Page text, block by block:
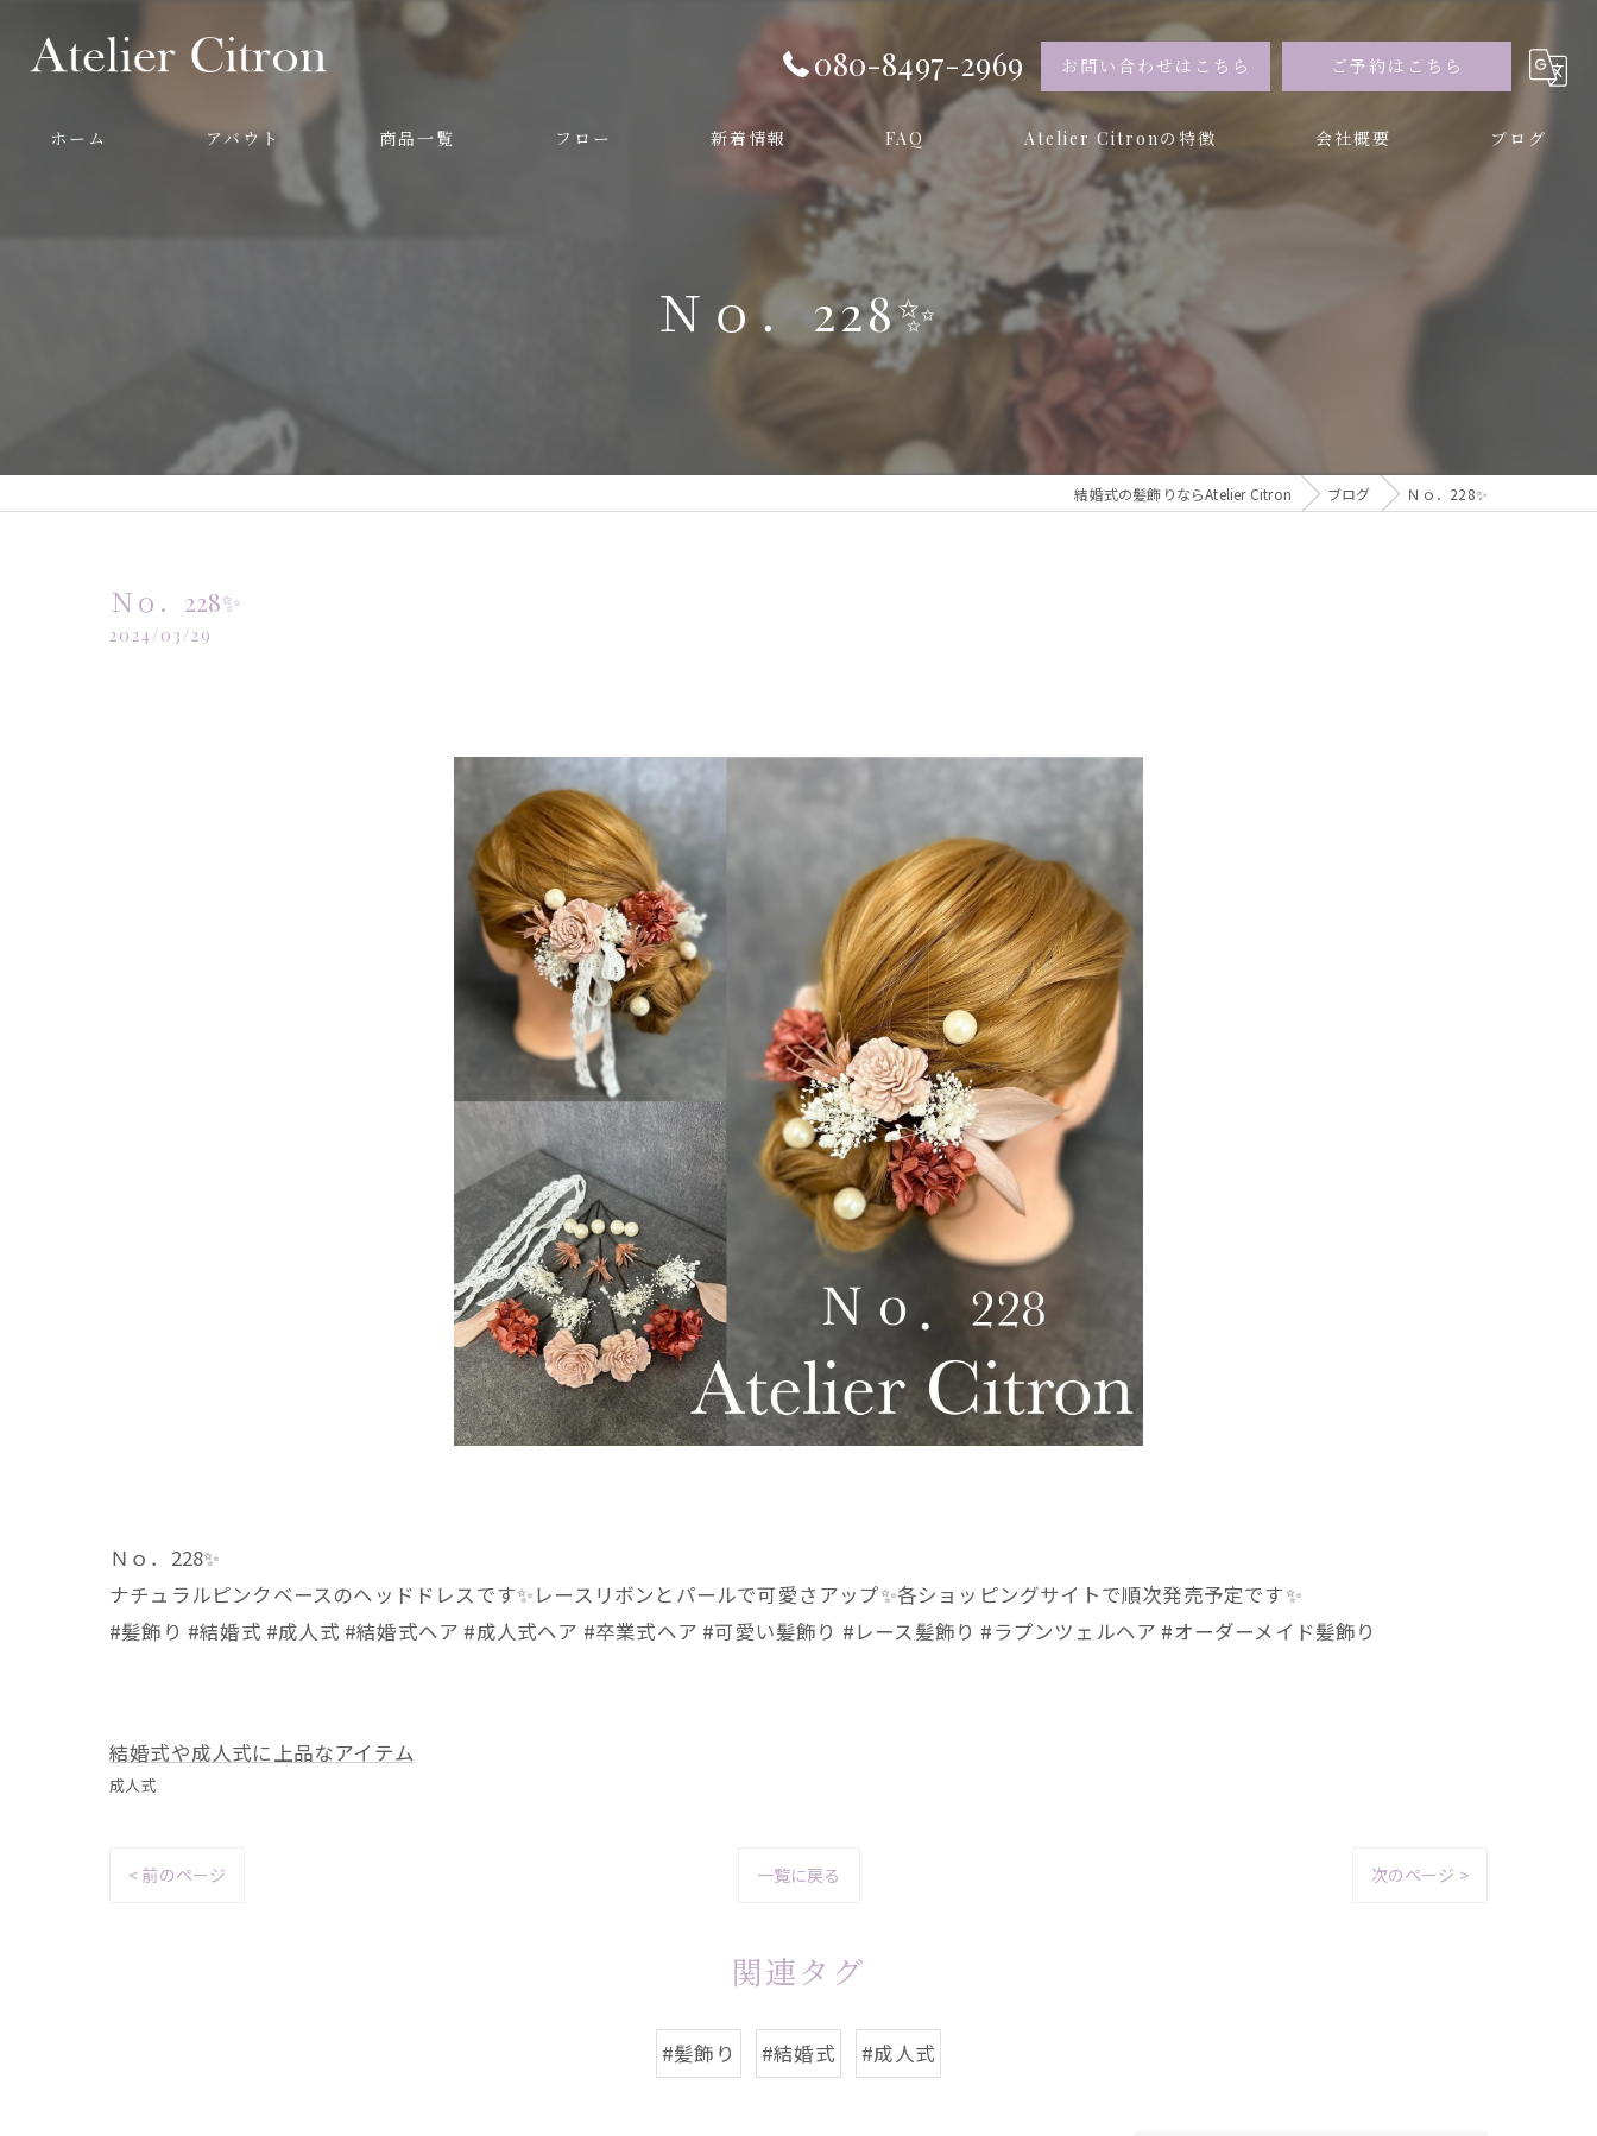
080-8497-2969 お問い合わせはこちら ご予約はこちら
ホーム アバウト 商品一覧 フロー 新着情報 FAQ Atelier Citronの特徴
オーダー
プリザーブドフラワー
和装
成人式
卒業式
会社概要 ブログ
Ｎｏ．228✨️
結婚式の髪飾りならAtelier Citron ブログ Ｎｏ．228✨️
Ｎｏ．228✨️
2024/03/29
Ｎｏ．228✨️
ナチュラルピンクベースのヘッドドレスです✨️レースリボンとパールで可愛さアップ✨️各ショッピングサイトで順次発売予定です✨️
#髪飾り #結婚式 #成人式 #結婚式ヘア #成人式ヘア #卒業式ヘア #可愛い髪飾り #レース髪飾り #ラプンツェルヘア #オーダーメイド髪飾り
結婚式や成人式に上品なアイテム
成人式
< 前のページ 一覧に戻る 次のページ >
関連タグ
#髪飾り #結婚式 #成人式